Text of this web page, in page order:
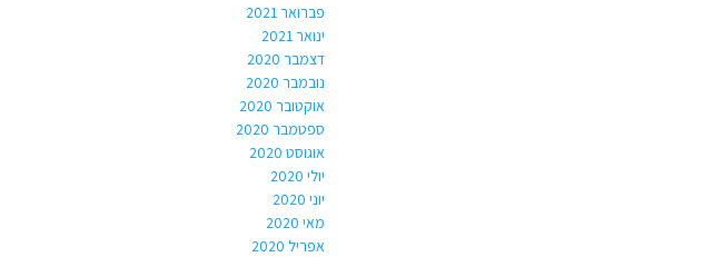
פברואר 2021
ינואר 2021
דצמבר 2020
נובמבר 2020
אוקטובר 2020
ספטמבר 2020
אוגוסט 2020
יולי 2020
יוני 2020
מאי 2020
אפריל 2020